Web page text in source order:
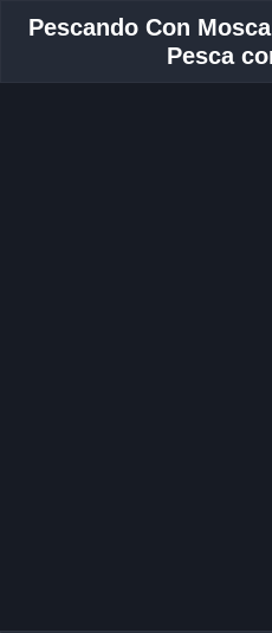
Pescando Con
Pesca